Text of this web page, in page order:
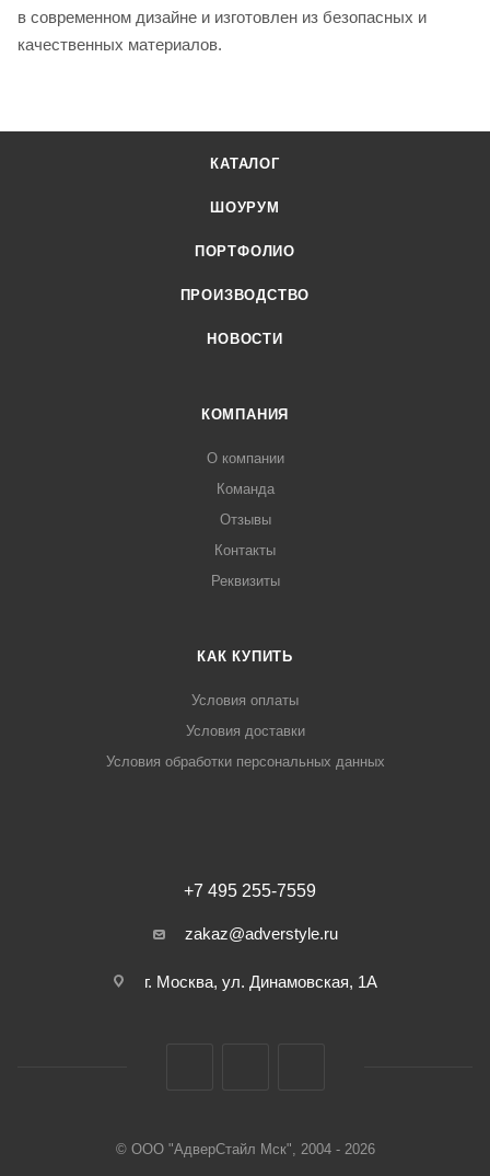
в современном дизайне и изготовлен из безопасных и
качественных материалов.
КАТАЛОГ
ШОУРУМ
ПОРТФОЛИО
ПРОИЗВОДСТВО
НОВОСТИ
КОМПАНИЯ
О компании
Команда
Отзывы
Контакты
Реквизиты
КАК КУПИТЬ
Условия оплаты
Условия доставки
Условия обработки персональных данных
+7 495 255-7559
zakaz@adverstyle.ru
г. Москва, ул. Динамовская, 1А
© ООО "АдверСтайл Мск", 2004 - 2026